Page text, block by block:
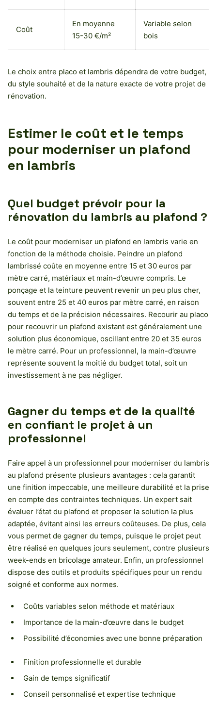
Coût
En moyenne
15-30 €/m²
Variable selon
bois
Le choix entre placo et lambris dépendra de votre budget,
du style souhaité et de la nature exacte de votre projet de
rénovation.
Estimer le coût et le temps
pour moderniser un plafond
en lambris
Quel budget prévoir pour la
rénovation du lambris au plafond ?
Le coût pour moderniser un plafond en lambris varie en
fonction de la méthode choisie. Peindre un plafond
lambrissé coûte en moyenne entre 15 et 30 euros par
mètre carré, matériaux et main-d’œuvre compris. Le
ponçage et la teinture peuvent revenir un peu plus cher,
souvent entre 25 et 40 euros par mètre carré, en raison
du temps et de la précision nécessaires. Recourir au placo
pour recouvrir un plafond existant est généralement une
solution plus économique, oscillant entre 20 et 35 euros
le mètre carré. Pour un professionnel, la main-d’œuvre
représente souvent la moitié du budget total, soit un
investissement à ne pas négliger.
Gagner du temps et de la qualité
en confiant le projet à un
professionnel
Faire appel à un professionnel pour moderniser du lambris
au plafond présente plusieurs avantages : cela garantit
une finition impeccable, une meilleure durabilité et la prise
en compte des contraintes techniques. Un expert sait
évaluer l’état du plafond et proposer la solution la plus
adaptée, évitant ainsi les erreurs coûteuses. De plus, cela
vous permet de gagner du temps, puisque le projet peut
être réalisé en quelques jours seulement, contre plusieurs
week-ends en bricolage amateur. Enfin, un professionnel
dispose des outils et produits spécifiques pour un rendu
soigné et conforme aux normes.
Coûts variables selon méthode et matériaux
Importance de la main-d’œuvre dans le budget
Possibilité d’économies avec une bonne préparation
Finition professionnelle et durable
Gain de temps significatif
Conseil personnalisé et expertise technique